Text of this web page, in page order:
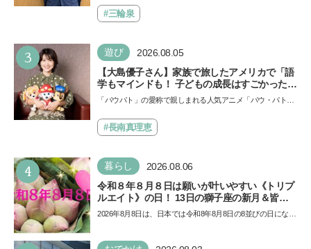
も…#三輪泉
3 遊び 2026.08.05
【大島優子さん】家族で旅したアメリカで「語
学もマインドも！ 子どもの成長はすごかった」
声優をつとめた映画『パウ・パトロール ザ・ダ
イノ・ムービー』ではあきらめなければ何でも
できると子どもに知ってほしい
「パウパト」の愛称で親しまれる人気アニメ「パウ・パトロ
ザ…#長南真理恵
4 暮らし 2026.08.06
令和８年８月８日は願いが叶いやすい《トリプ
ルエイト》の日！ 13日の獅子座の新月＆皆既
日食の影響にも注目
2026年8月8日は、日本では令和8年8月8日の8並びの日になり
て…